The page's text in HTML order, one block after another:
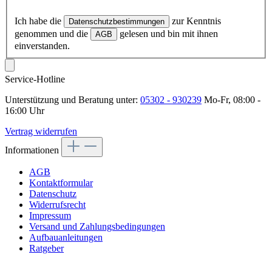
Ich habe die Datenschutzbestimmungen
zur Kenntnis
genommen und die
AGB
gelesen und bin mit ihnen
einverstanden.
Service-Hotline
Unterstützung und Beratung unter: 05302 - 930239 Mo-Fr, 08:00 -
16:00 Uhr
Vertrag widerrufen
Informationen
AGB
Kontaktformular
Datenschutz
Widerrufsrecht
Impressum
Versand und Zahlungsbedingungen
Aufbauanleitungen
Ratgeber